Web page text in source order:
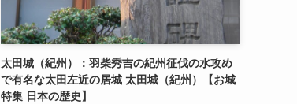
太田城（紀州）：羽柴秀吉の紀州征伐の水攻め
で有名な太田左近の居城 太田城（紀州）【お城
特集 日本の歴史】